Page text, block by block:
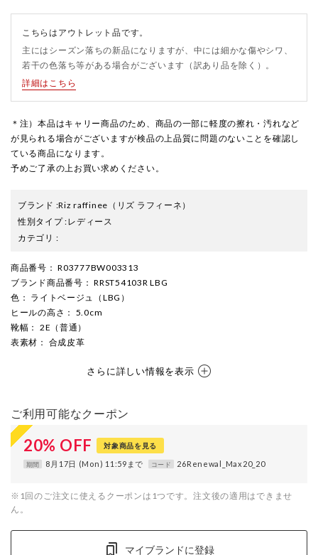
こちらはアウトレット品です。
主にはシーズン落ちの新品になりますが、中には細かな傷やシワ、
若干の色落ち等がある場合がございます（訳あり品を除く）。
詳細はこちら
＊注）本品はキャリー商品のため、商品の一部に軽度の擦れ・汚れなど
が見られる場合がございますが検品の上品質に問題のないことを確認し
ている商品になります。
予めご了承の上お買い求めください。
ブランド :Riz raffinee （リズ ラフィーネ）
性別タイプ:レディース
カテゴリ :
商品番号 ： R03777BW003313
ブランド商品番号 ： RRST54103R LBG
色 ： ライトベージュ（LBG）
ヒールの高さ ： 5.0cm
靴幅 ： 2E（普通）
表素材 ： 合成皮革
さらに詳しい情報を表示
ご利用可能なクーポン
20% OFF 対象商品を見る
期間 8月17日 (Mon) 11:59まで コード 26Renewal_Max20_20
※1回のご注文に使えるクーポンは1つです。注文後の適用はできませ
ん。
マイブランドに登録